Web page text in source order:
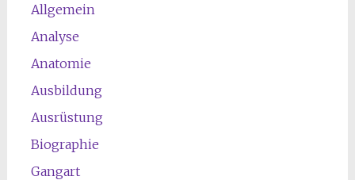
Allgemein
Analyse
Anatomie
Ausbildung
Ausrüstung
Biographie
Gangart